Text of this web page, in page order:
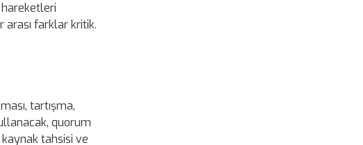
hareketleri
arası farklar kritik.
tartışma,
quorum
tahsisi ve